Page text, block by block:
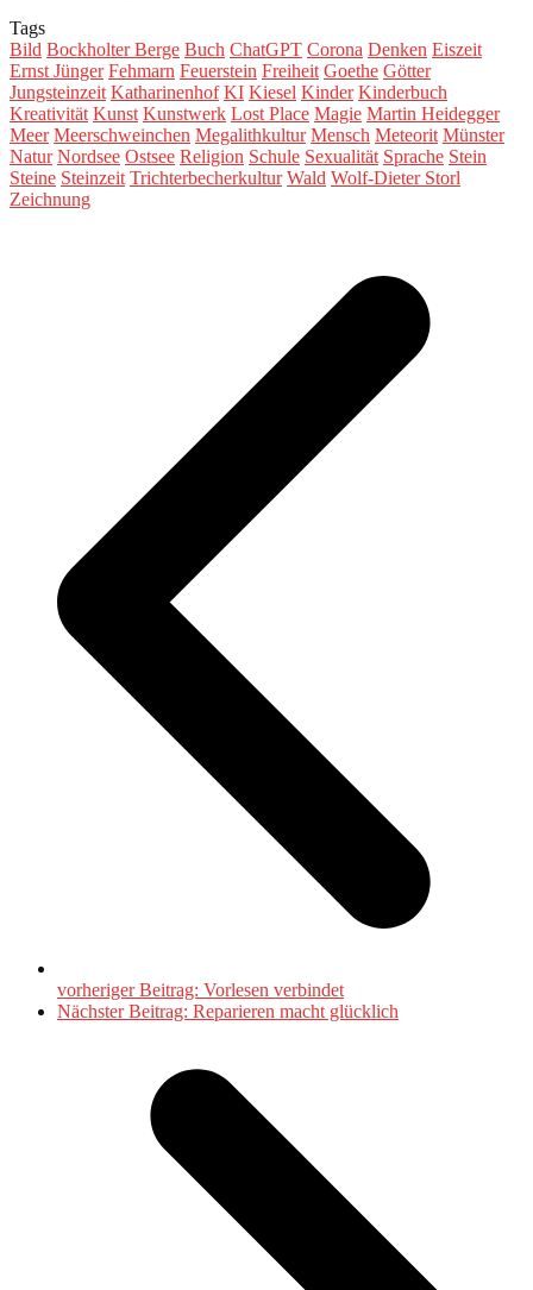
Tags
Bild Bockholter Berge Buch ChatGPT Corona Denken Eiszeit
Ernst Jünger Fehmarn Feuerstein Freiheit Goethe Götter
Jungsteinzeit Katharinenhof KI Kiesel Kinder Kinderbuch
Kreativität Kunst Kunstwerk Lost Place Magie Martin Heidegger
Meer Meerschweinchen Megalithkultur Mensch Meteorit Münster
Natur Nordsee Ostsee Religion Schule Sexualität Sprache Stein
Steine Steinzeit Trichterbecherkultur Wald Wolf-Dieter Storl
Zeichnung
vorheriger Beitrag: Vorlesen verbindet
Nächster Beitrag: Reparieren macht glücklich